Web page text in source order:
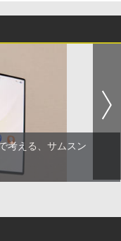
考える、サムスン